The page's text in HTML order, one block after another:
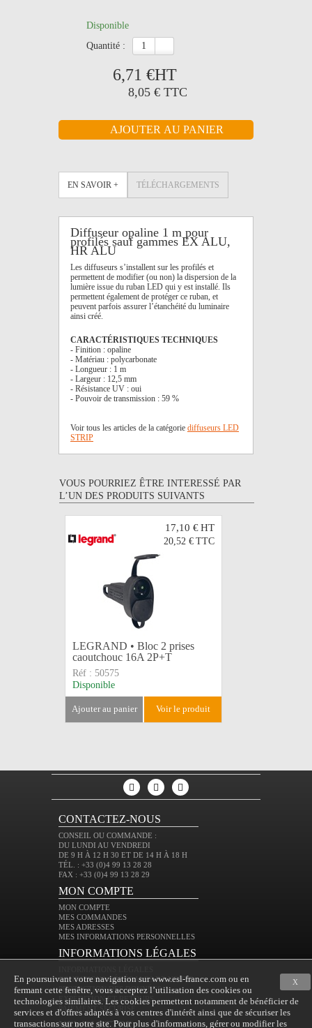
Disponible
quantité :
6,71 €HT
8,05 € TTC
EN SAVOIR + TÉLÉCHARGEMENTS
Diffuseur opaline 1 m pour
profilés sauf gammes EX ALU,
HR ALU
Les diffuseurs s’installent sur les profilés et
permettent de modifier (ou non) la dispersion de la
lumière issue du ruban LED qui y est installé. Ils
permettent également de protéger ce ruban, et
peuvent parfois assurer l’étanchéité du luminaire
ainsi créé.
CARACTÉRISTIQUES TECHNIQUES
- Finition : opaline
- Matériau : polycarbonate
- Longueur : 1 m
- Largeur : 12,5 mm
- Résistance UV : oui
- Pouvoir de transmission : 59 %
Voir tous les articles de la catégorie diffuseurs LED
STRIP
VOUS POURRIEZ ÊTRE INTERESSÉ PAR
L’UN DES PRODUITS SUIVANTS
17,10 €HT
20,52 € TTC
LEGRAND • Bloc 2 prises
caoutchouc 16A 2P+T
Réf : 50575
Disponible
ajouter au panier voir le produit
CONTACTEZ-NOUS
CONSEIL OU COMMANDE :
DU LUNDI AU VENDREDI
DE 9 H À 12 H 30 ET DE 14 H À 18 H
TÉL. : +33 (0)4 99 13 28 28
FAX : +33 (0)4 99 13 28 29
MON COMPTE
MON COMPTE
MES COMMANDES
MES ADRESSES
MES INFORMATIONS PERSONNELLES
INFORMATIONS LÉGALES
CONDITIONS GÉNÉRALES DE VENTE
PROTECTION DES DONNÉES
EXPÉDITION ET RETOURS
PAIEMENT SÉCURISÉ
NEWSLETTER
X
En poursuivant votre navigation sur www.esl-france.com ou en
fermant cette fenêtre, vous acceptez l’utilisation des cookies ou
technologies similaires. Les cookies permettent notamment de bénéficier de
services et d'offres adaptés à vos centres d'intérêt ainsi que de sécuriser les
transactions sur notre site. Pour plus d'informations, gérer ou modifier les